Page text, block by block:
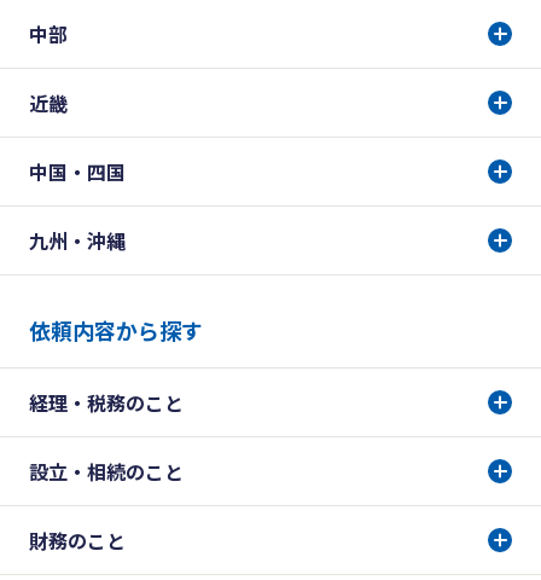
中部
近畿
中国・四国
九州・沖縄
依頼内容から探す
経理・税務のこと
設立・相続のこと
財務のこと